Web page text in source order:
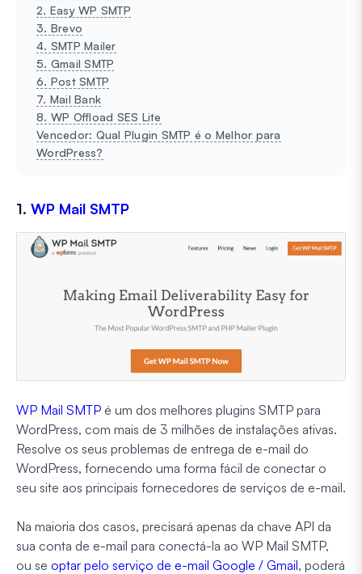
2. Easy WP SMTP
3. Brevo
4. SMTP Mailer
5. Gmail SMTP
6. Post SMTP
7. Mail Bank
8. WP Offload SES Lite
Vencedor: Qual Plugin SMTP é o Melhor para
WordPress?
1. WP Mail SMTP
WP Mail SMTP é um dos melhores plugins SMTP para
WordPress, com mais de 3 milhões de instalações ativas.
Resolve os seus problemas de entrega de e-mail do
WordPress, fornecendo uma forma fácil de conectar o
seu site aos principais fornecedores de serviços de e-mail.
Na maioria dos casos, precisará apenas da chave API da
sua conta de e-mail para conectá-la ao WP Mail SMTP,
ou se optar pelo serviço de e-mail Google / Gmail, poderá